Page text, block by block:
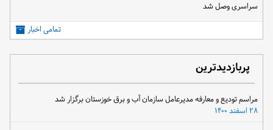
سراسری وصل شد
تمامی اخبار
پربازدیدترین
مراسم تودیع و معارفه مدیرعامل سازمان آب و برق خوزستان برگزار شد